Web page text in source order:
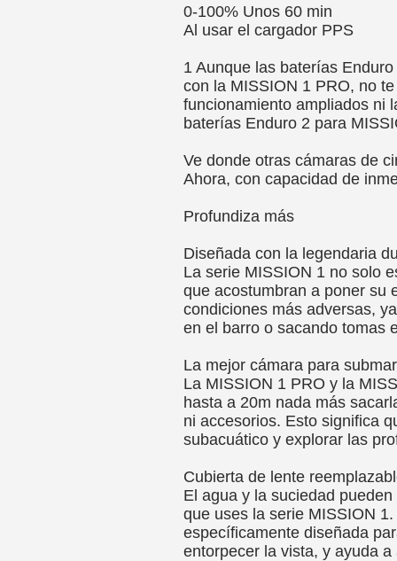
0-100% Unos 60 min
Al usar el cargador PPS
1 Aunque las baterías
con la MISSION 1 PRO, no
funcionamiento ampliados ni
baterías Enduro 2 para
Ve donde otras cámaras de
Ahora, con capacidad de
Profundiza más
Diseñada con la legendaria
La serie MISSION 1 no solo
que acostumbran a poner su
condiciones más adversas,
en el barro o sacando tomas
La mejor cámara para
La MISSION 1 PRO y la
hasta a 20m nada más
ni accesorios. Esto significa
subacuático y explorar las
Cubierta de lente
El agua y la suciedad
que uses la serie MISSION
específicamente diseñada
entorpecer la vista, y ayuda